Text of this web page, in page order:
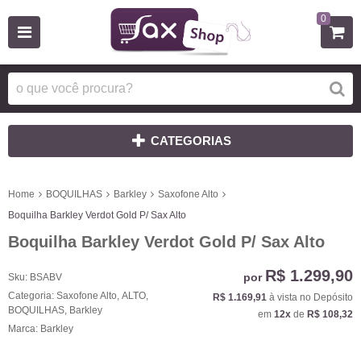
0
CATEGORIAS
Home BOQUILHAS Barkley
Saxofone Alto
Boquilha Barkley Verdot Gold P/ Sax Alto
Boquilha Barkley Verdot Gold P/ Sax Alto
Sku: BSABV
Categoria: Saxofone Alto ALTO
BOQUILHAS Barkley
Marca: Barkley
por R$ 1.299,90
R$ 1.169,91 à vista no Depósito
em 12x de R$ 108,32